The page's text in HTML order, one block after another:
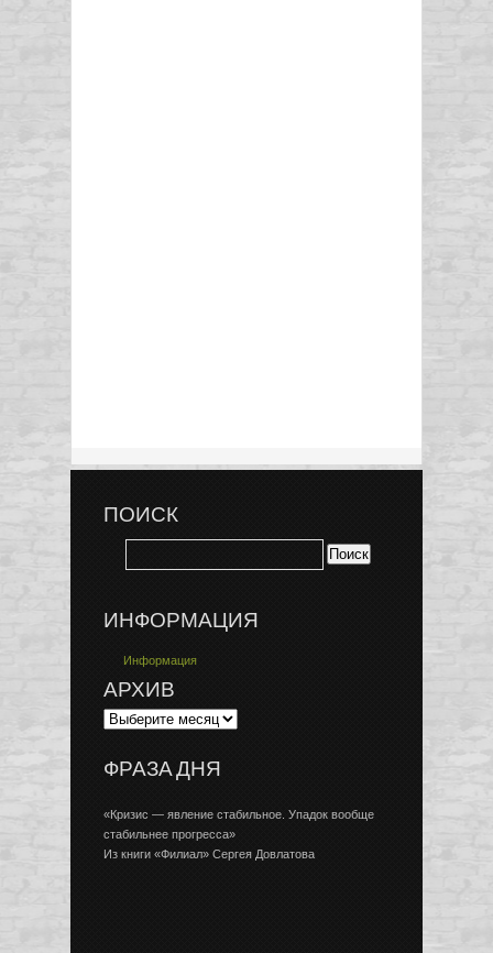
ПОИСК
ИНФОРМАЦИЯ
Информация
АРХИВ
ФРАЗА ДНЯ
«Кризис — явление стабильное. Упадок вообще
стабильнее прогресса»
Из книги «Филиал» Сергея Довлатова